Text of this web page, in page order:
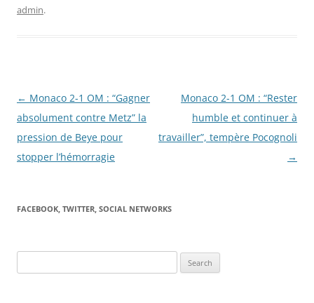
admin.
Post
navigation
← Monaco 2-1 OM : “Gagner
absolument contre Metz” la
pression de Beye pour
stopper l’hémorragie
Monaco 2-1 OM : “Rester
humble et continuer à
travailler”, tempère Pocognoli
→
FACEBOOK, TWITTER, SOCIAL NETWORKS
for: